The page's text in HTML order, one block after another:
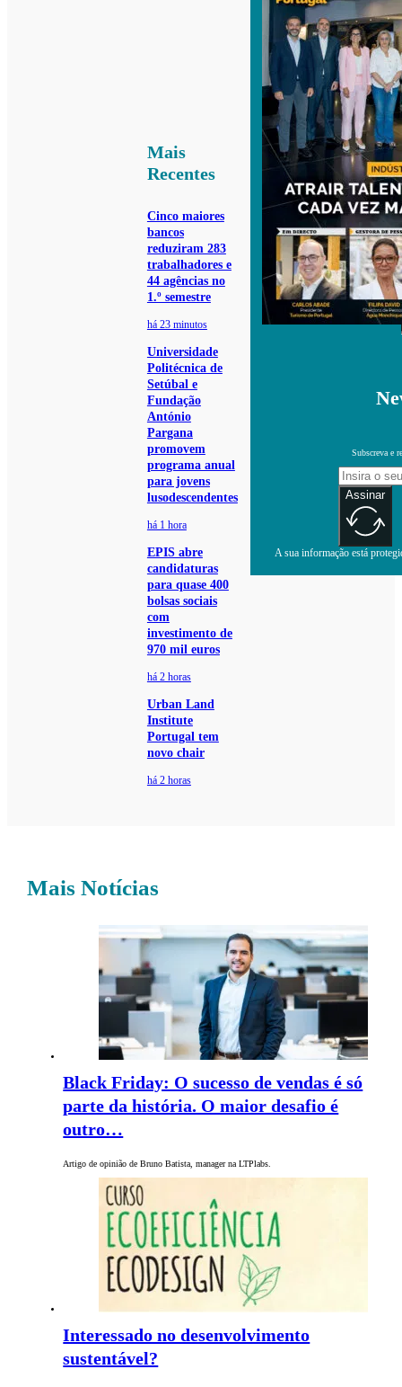
Mais
Recentes
Cinco maiores
bancos
reduziram 283
trabalhadores e
44 agências no
1.º semestre
há 23 minutos
Universidade
Politécnica de
Setúbal e
Fundação
António
Pargana
promovem
programa anual
para jovens
lusodescendentes
há 1 hora
EPIS abre
candidaturas
para quase 400
bolsas sociais
com
investimento de
970 mil euros
há 2 horas
Urban Land
Institute
Portugal tem
novo chair
há 2 horas
Subscreva e
Assinar
A sua informação está
Mais Notícias
Black Friday: O sucesso de vendas é só
parte da história. O maior desafio é
outro…
Artigo de opinião de Bruno Batista, manager na LTPlabs.
Interessado no desenvolvimento
sustentável?